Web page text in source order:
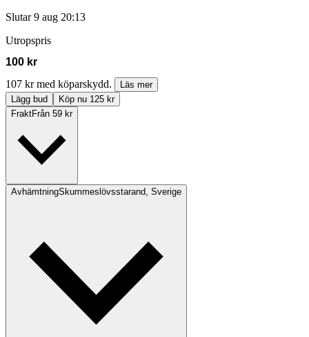
Slutar 9 aug 20:13
Utropspris
100 kr
107 kr med köparskydd.
Läs mer
Lägg bud
Köp nu 125 kr
FraktFrån 59 kr
AvhämtningSkummeslövsstarand, Sverige